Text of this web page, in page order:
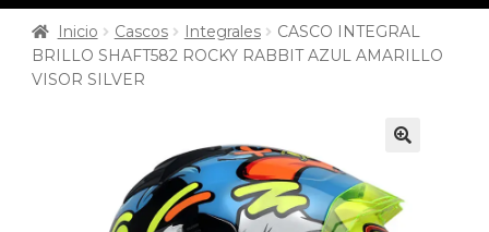
Inicio Cascos Integrales
CASCO INTEGRAL
BRILLO SHAFT582 ROCKY RABBIT AZUL AMARILLO
VISOR SILVER